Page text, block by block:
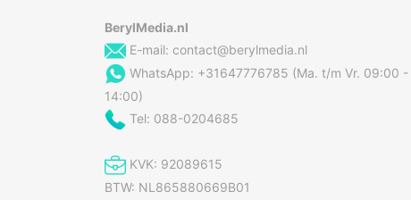
BerylMedia.nl
E-mail: contact@berylmedia.nl
WhatsApp: +31647776785 (Ma. t/m Vr. 09:00 -
14:00)
Tel: 088-0204685
KVK: 92089615
BTW: NL865880669B01